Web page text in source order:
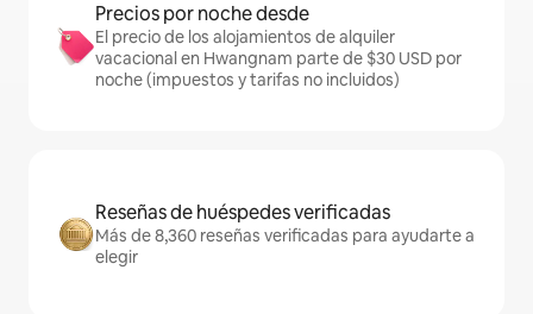
Precios por noche desde
El precio de los alojamientos de alquiler
vacacional en Hwangnam parte de $30 USD por
noche (impuestos y tarifas no incluidos)
Reseñas de huéspedes verificadas
Más de 8,360 reseñas verificadas para ayudarte a
elegir